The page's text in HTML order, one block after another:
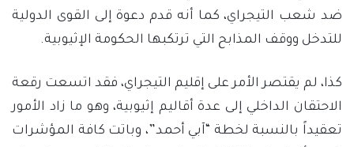
ضد شعب التيجراي، كما أنه قدم دعوة إلى القوى الدولية
للتدخل ووقف المذابح التي ترتكبها الحكومة الإثيوبية.
كذا، لم يقتصر الأمر على إقليم التيجراي، فقد اتسعت رقعة
الاحتقان الداخلي إلى عدة أقاليم إثيوبية، وهو ما زاد الأمور
تعقيداً بالنسبة لخطة “آبي أحمد”، وباتت كافة المؤشرات